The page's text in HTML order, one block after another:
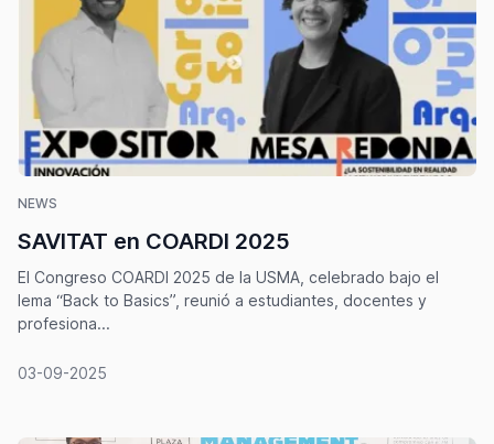
NEWS
SAVITAT en COARDI 2025
El Congreso COARDI 2025 de la USMA, celebrado bajo el
lema “Back to Basics”, reunió a estudiantes, docentes y
profesiona...
03-09-2025